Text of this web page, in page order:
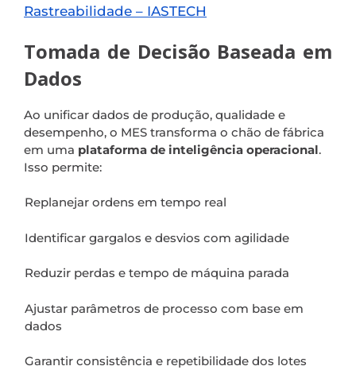
Rastreabilidade – IASTECH
Tomada de Decisão Baseada em
Dados
Ao unificar dados de produção, qualidade e
desempenho, o MES transforma o chão de fábrica
em uma plataforma de inteligência operacional.
Isso permite:
Replanejar ordens em tempo real
Identificar gargalos e desvios com agilidade
Reduzir perdas e tempo de máquina parada
Ajustar parâmetros de processo com base em
dados
Garantir consistência e repetibilidade dos lotes